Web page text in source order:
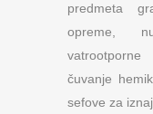
predmeta
opreme,
čuvanje
sefove za